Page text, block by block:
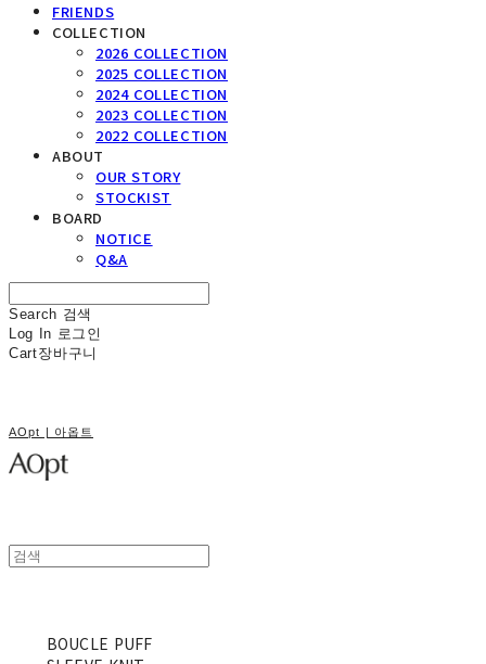
FRIENDS
COLLECTION
2026 COLLECTION
2025 COLLECTION
2024 COLLECTION
2023 COLLECTION
2022 COLLECTION
ABOUT
OUR STORY
STOCKIST
BOARD
NOTICE
Q&A
Search 검색
Log In 로그인
Cart장바구니
AOpt | 아옵트
BOUCLE PUFF